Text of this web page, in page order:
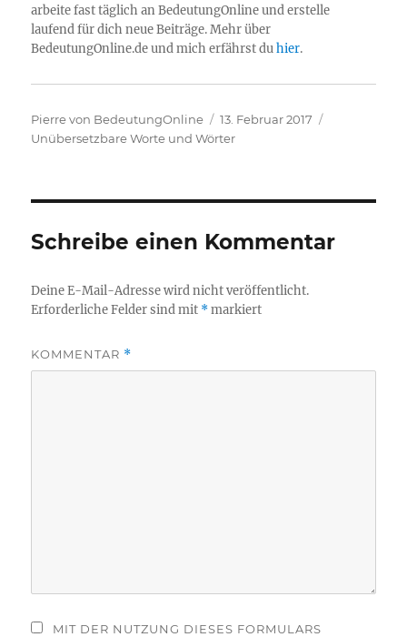
arbeite fast täglich an BedeutungOnline und erstelle
laufend für dich neue Beiträge. Mehr über
BedeutungOnline.de und mich erfährst duhier.
Autor
Pierre von BedeutungOnline
Veröffentlicht
am
13. Februar 2017
Unübersetzbare Worte und Wörter
Schreibe einen Kommentar
Deine E-Mail-Adresse wird nicht veröffentlicht.
Erforderliche Felder sind mit *markiert
KOMMENTAR *
MIT DER NUTZUNG DIESES FORMULARS